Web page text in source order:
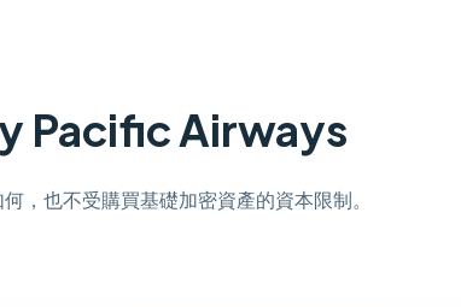
Pacific Airways
也不受購買基礎加密資產的資本限制。